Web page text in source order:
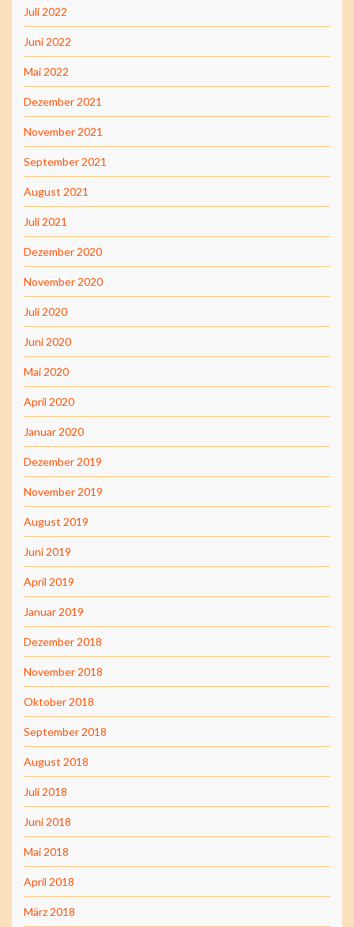
Juli 2022
Juni 2022
Mai 2022
Dezember 2021
November 2021
September 2021
August 2021
Juli 2021
Dezember 2020
November 2020
Juli 2020
Juni 2020
Mai 2020
April 2020
Januar 2020
Dezember 2019
November 2019
August 2019
Juni 2019
April 2019
Januar 2019
Dezember 2018
November 2018
Oktober 2018
September 2018
August 2018
Juli 2018
Juni 2018
Mai 2018
April 2018
März 2018